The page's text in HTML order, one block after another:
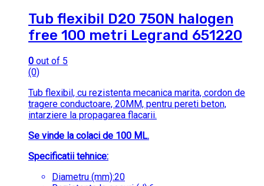
Tub flexibil D20 750N halogen
free 100 metri Legrand 651220
0 out of 5
(0)
Tub flexibil, cu rezistenta mecanica marita, cordon de
tragere conductoare, 20MM, pentru pereti beton,
intarziere la propagarea flacarii.
Se vinde la colaci de 100 ML.
Specificatii tehnice:
Diametru (mm):20